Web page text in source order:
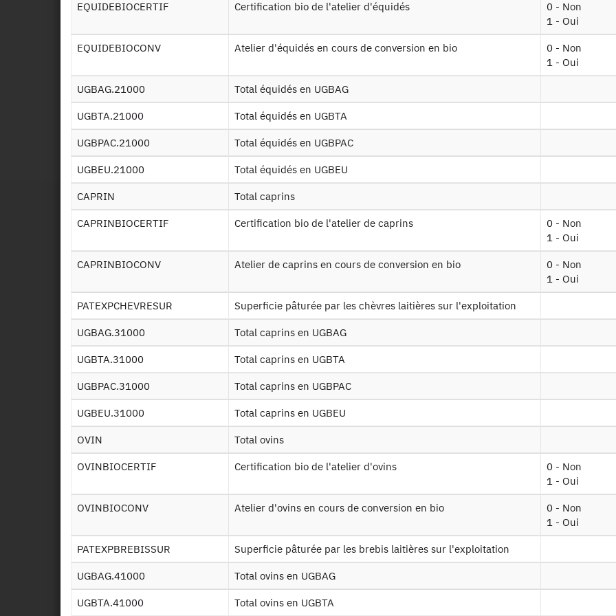
Données sur la main d'oeuvre -
REP v2
Données sur les cultures - Structure
EQUIDEBIOCERTIF Certification bio de l'atelier d'équidés
0 - Non
1 - Oui
EQUIDEBIOCONV Atelier d'équidés en cours de conversion en bio
0 - Non
1 - Oui
UGBAG.21000 Total équidés en UGBAG
UGBTA.21000 Total équidés en UGBTA
UGBPAC.21000 Total équidés en UGBPAC
UGBEU.21000 Total équidés en UGBEU
CAPRIN Total caprins
CAPRINBIOCERTIF Certification bio de l'atelier de caprins
0 - Non
1 - Oui
CAPRINBIOCONV Atelier de caprins en cours de conversion en bio
0 - Non
1 - Oui
PATEXPCHEVRESUR Superficie pâturée par les chèvres laitières sur l'exploitation
UGBAG.31000 Total caprins en UGBAG
UGBTA.31000 Total caprins en UGBTA
UGBPAC.31000 Total caprins en UGBPAC
UGBEU.31000 Total caprins en UGBEU
OVIN Total ovins
OVINBIOCERTIF Certification bio de l'atelier d'ovins
0 - Non
1 - Oui
OVINBIOCONV Atelier d'ovins en cours de conversion en bio
0 - Non
1 - Oui
PATEXPBREBISSUR Superficie pâturée par les brebis laitières sur l'exploitation
UGBAG.41000 Total ovins en UGBAG
UGBTA.41000 Total ovins en UGBTA
Identifiant persistant
2016 : https://doi.org/10.34724/CASD.76.2679.V1
Documents utiles
Newsletter
Presse et rapports
Marchés publics
Protection des données personnelles